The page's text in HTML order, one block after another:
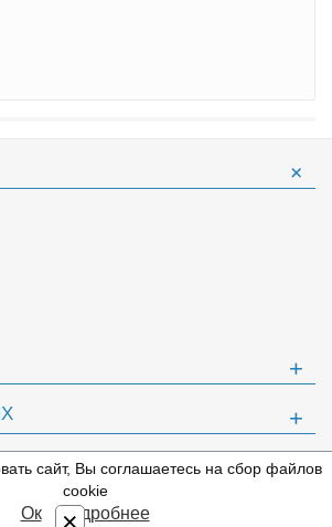
⇩
сайт, Вы соглашаетесь на сбор файлов
cookie
Ок Подробнее
×